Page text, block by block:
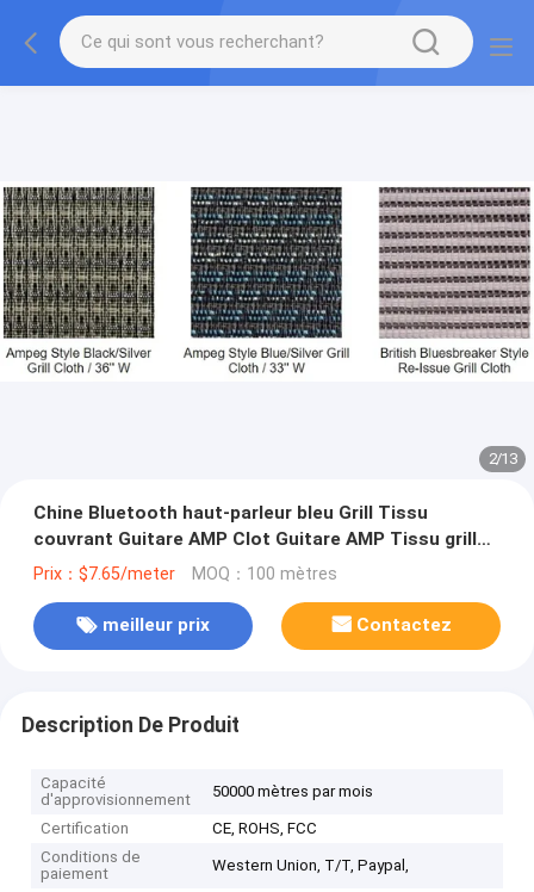
2/13
Chine Bluetooth haut-parleur bleu Grill Tissu
couvrant Guitare AMP Clot Guitare AMP Tissu grill
tissu bricolage réparation haut-parleur
Prix：$7.65/meter MOQ：100 mètres
meilleur prix Contactez
Description De Produit
Capacité
d'approvisionnement
50000 mètres par mois
Certification
CE, ROHS, FCC
Conditions de
paiement
Western Union, T/T, Paypal,